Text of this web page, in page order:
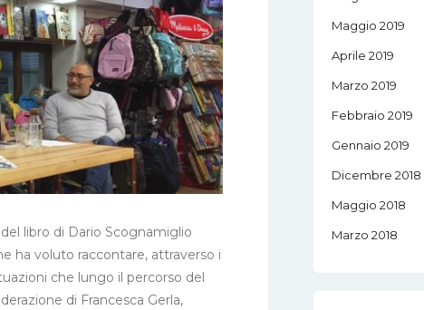
libro di Dario Scognamiglio
ha voluto raccontare, attraverso i
che lungo il percorso del
di Francesca Gerla,
Maggio 2019
Aprile 2019
Marzo 2019
Febbraio 2019
Gennaio 2019
Dicembre 2018
Maggio 2018
Marzo 2018